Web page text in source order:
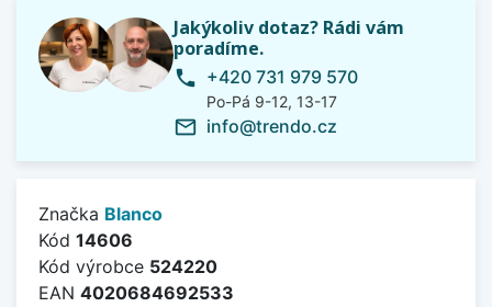
Jakýkoliv dotaz? Rádi vám
poradíme.
phone +420 731 979 570
Po-Pá 9-12, 13-17
mail_outline info@trendo.cz
Značka Blanco
Kód 14606
Kód výrobce 524220
EAN 4020684692533